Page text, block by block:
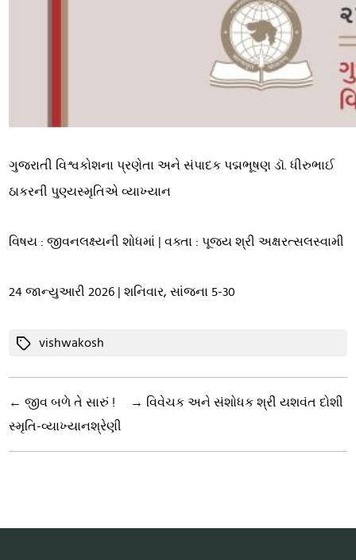
ગુજરાતી વિશ્વકોશના પ્રણેતા અને સંપાદક પદ્મભૂષણ ડૉ. ધીરુભાઈ
ઠાકરની પુણ્યસ્મૃતિએ વ્યાખ્યાન
વિષય : જીવનલક્ષ્યની શોધમાં | વક્તા : પૂજ્ય શ્રી અક્ષરત્સલસ્વામી
24 જાન્યુઆરી 2026 | શનિવાર, સાંજના 5-30
Tagsvishwakosh
← જીવ બળે તે સારું ! → વિવેચક અને સંશોધક શ્રી યશવંત દોશી
સ્મૃતિ-વ્યાખ્યાનશ્રેણી